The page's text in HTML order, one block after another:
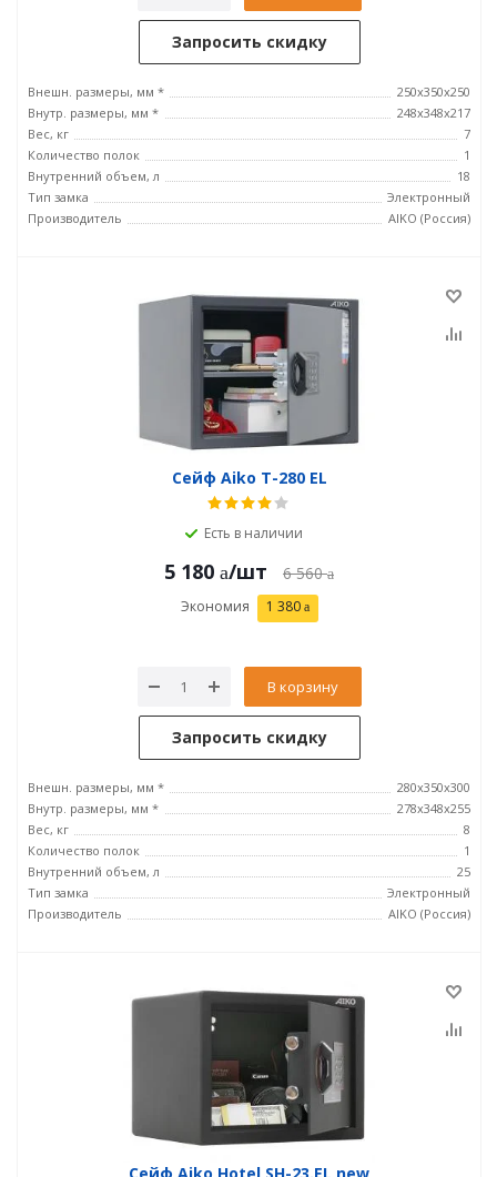
Запросить скидку
Внешн. размеры, мм *
250x350x250
Внутр. размеры, мм *
248x348x217
Вес, кг
7
Количество полок
1
Внутренний объем, л
18
Тип замка
Электронный
Производитель
AIKO (Россия)
Сейф Aiko T-280 EL
Есть в наличии
5 180 /шт 6 560
Экономия 1 380
В корзину
Запросить скидку
Внешн. размеры, мм *
280x350x300
Внутр. размеры, мм *
278x348x255
Вес, кг
8
Количество полок
1
Внутренний объем, л
25
Тип замка
Электронный
Производитель
AIKO (Россия)